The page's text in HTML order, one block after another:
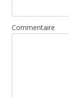
Commentaire